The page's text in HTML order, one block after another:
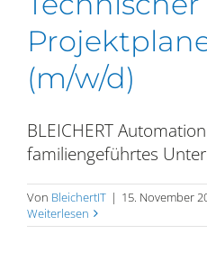
(m/w/d)
BLEICHERT
familiengeführtes
Von BleichertIT | 15. November
Weiterlesen